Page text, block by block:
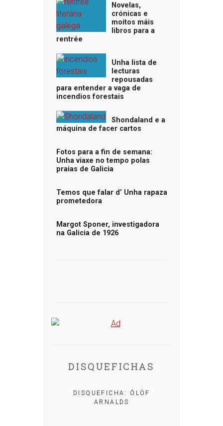
Novelas,
crónicas e
moitos máis
libros para a
rentrée
Unha lista de
lecturas
repousadas
para entender a vaga de
incendios forestais
Shondaland e a
máquina de facer cartos
Fotos para a fin de semana:
Unha viaxe no tempo polas
praias de Galicia
Temos que falar d’ Unha rapaza
prometedora
Margot Sponer, investigadora
na Galicia de 1926
DISQUEFICHAS
DISQUEFICHA: ÓLÖF
ARNALDS